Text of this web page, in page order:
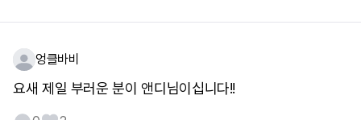
엉클바비
요새 제일 부러운 분이 앤디님이십니다!!